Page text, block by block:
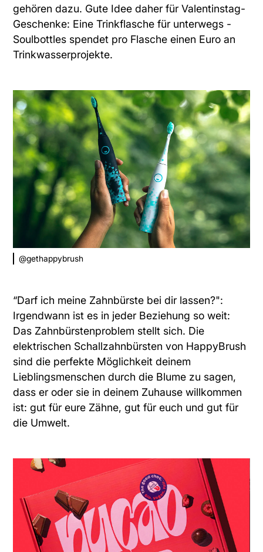
gehören dazu. Gute Idee daher für Valentinstag-
Geschenke: Eine Trinkflasche für unterwegs -
Soulbottles spendet pro Flasche einen Euro an
Trinkwasserprojekte.
@gethappybrush
“Darf ich meine Zahnbürste bei dir lassen?":
Irgendwann ist es in jeder Beziehung so weit:
Das Zahnbürstenproblem stellt sich. Die
elektrischen Schallzahnbürsten von HappyBrush
sind die perfekte Möglichkeit deinem
Lieblingsmenschen durch die Blume zu sagen,
dass er oder sie in deinem Zuhause willkommen
ist: gut für eure Zähne, gut für euch und gut für
die Umwelt.